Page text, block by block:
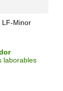
LF-Minor
laborables